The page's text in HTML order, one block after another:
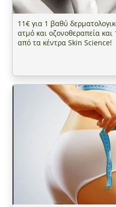
11€ για 1 βαθύ
ατμό και οζονοθεραπεία
από τα κέντρα Skin Science!